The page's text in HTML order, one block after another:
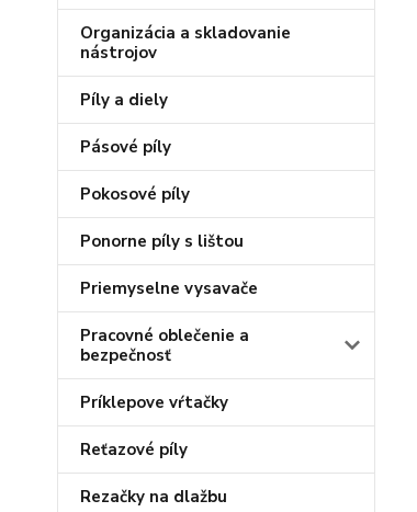
Organizácia a skladovanie
nástrojov
Píly a diely
Pásové píly
Pokosové píly
Ponorne píly s lištou
Priemyselne vysavače
Pracovné oblečenie a
bezpečnosť
Príklepove vŕtačky
Reťazové píly
Rezačky na dlažbu